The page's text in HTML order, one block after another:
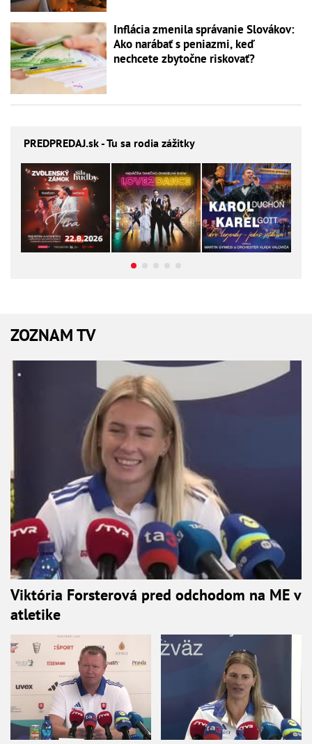
Inflácia zmenila správanie Slovákov:
Ako narábať s peniazmi, keď
nechcete zbytočne riskovať?
PREDPREDAJ.sk - Tu sa rodia zážitky
ZOZNAM TV
Viktória Forsterová pred odchodom na ME v
atletike